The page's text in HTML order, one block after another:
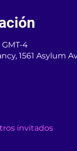
4
1561 Asylum
invitados